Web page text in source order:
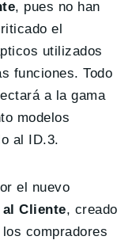
, pues no han
el
utilizados
funciones. Todo
a la gama
modelos
al ID.3.
el nuevo
Cliente, creado
compradores